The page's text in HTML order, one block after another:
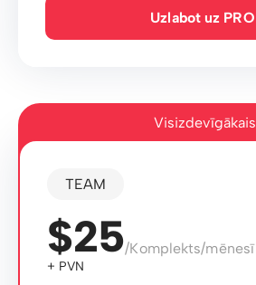
Uzlabot uz PRO
Visizdevīgākais
TEAM
$25/Komplekts/mēnesī
+ PVN